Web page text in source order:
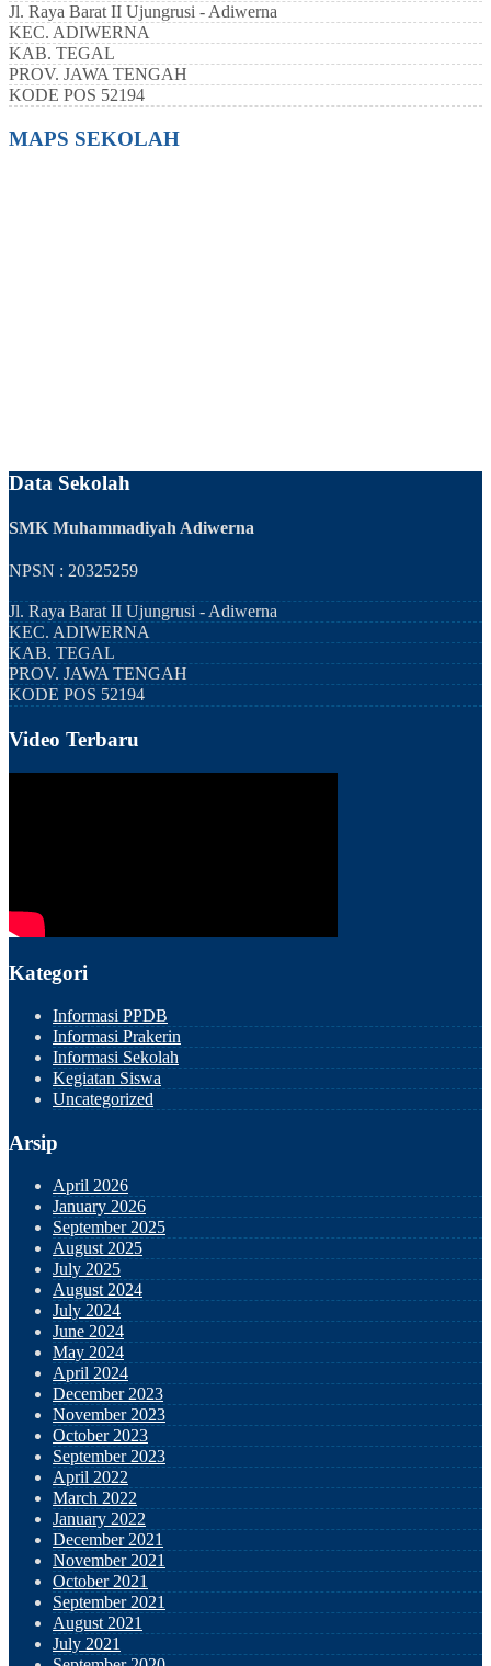
Jl. Raya Barat II Ujungrusi - Adiwerna
KEC. ADIWERNA
KAB. TEGAL
PROV. JAWA TENGAH
KODE POS 52194
MAPS SEKOLAH
Data Sekolah
SMK Muhammadiyah Adiwerna
NPSN : 20325259
Jl. Raya Barat II Ujungrusi - Adiwerna
KEC. ADIWERNA
KAB. TEGAL
PROV. JAWA TENGAH
KODE POS 52194
Video Terbaru
Kategori
Informasi PPDB
Informasi Prakerin
Informasi Sekolah
Kegiatan Siswa
Uncategorized
Arsip
April 2026
January 2026
September 2025
August 2025
July 2025
August 2024
July 2024
June 2024
May 2024
April 2024
December 2023
November 2023
October 2023
September 2023
April 2022
March 2022
January 2022
December 2021
November 2021
October 2021
September 2021
August 2021
July 2021